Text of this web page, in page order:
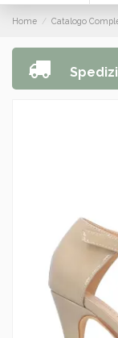
Home Catalogo